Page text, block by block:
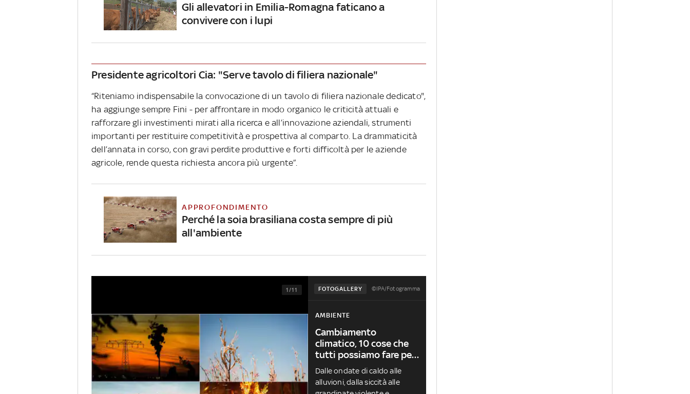
Gli allevatori in Emilia-Romagna faticano a
convivere con i lupi
Presidente agricoltori Cia: "Serve tavolo di filiera nazionale"
“Riteniamo indispensabile la convocazione di un tavolo di filiera nazionale dedicato",
ha aggiunge sempre Fini - per affrontare in modo organico le criticità attuali e
rafforzare gli investimenti mirati alla ricerca e all’innovazione aziendali, strumenti
importanti per restituire competitività e prospettiva al comparto. La drammaticità
dell’annata in corso, con gravi perdite produttive e forti difficoltà per le aziende
agricole, rende questa richiesta ancora più urgente”.
APPROFONDIMENTO
Perché la soia brasiliana costa sempre di più
all'ambiente
FOTOGALLERY ©IPA/Fotogramma
1/11
AMBIENTE
Cambiamento
climatico, 10 cose che
tutti possiamo fare per
limitarlo
Dalle ondate di caldo alle
alluvioni, dalla siccità alle